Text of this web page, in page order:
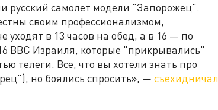
русский самолет модели "Запорожец".
своим профессионализмом,
уходят в 13 часов на обед, а в 16 — по
ВВС Израиля, которые "прикрывались"
телеги. Все, что вы хотели знать про
но боялись спросить», — съехидничал